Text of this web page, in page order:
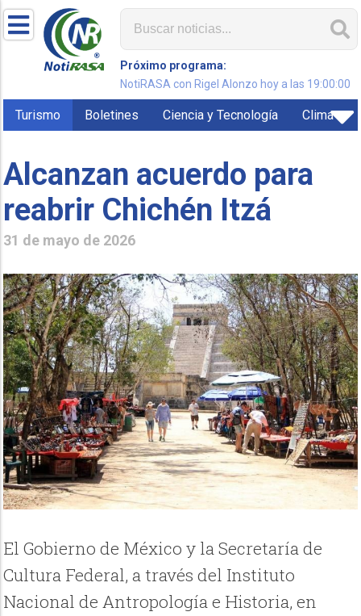
Próximo programa:
NotiRASA con Rigel Alonzo hoy a las 19:00:00
Turismo Boletines Ciencia y Tecnología Clima
Alcanzan acuerdo para
reabrir Chichén Itzá
31 de mayo de 2026
El Gobierno de México y la Secretaría de
Cultura Federal, a través del Instituto
Nacional de Antropología e Historia, en